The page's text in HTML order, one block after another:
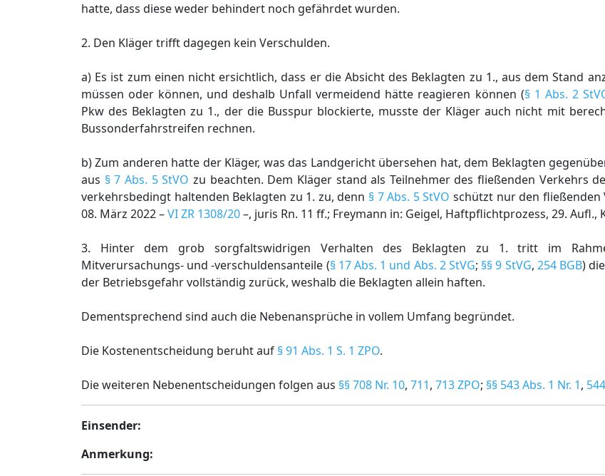
hatte, dass diese weder behindert noch gefährdet wurden.
2. Den Kläger trifft dagegen kein Verschulden.
a) Es ist zum einen nicht ersichtlich, dass er die Absicht des Beklagten zu 1., aus dem Stand
müssen oder können, und deshalb Unfall vermeidend hätte reagieren können (§ 1 Abs. 2
Pkw des Beklagten zu 1., der die Busspur blockierte, musste der Kläger auch nicht mit
Bussonderfahrstreifen rechnen.
b) Zum anderen hatte der Kläger, was das Landgericht übersehen hat, dem Beklagten
aus § 7 Abs. 5 StVO zu beachten. Dem Kläger stand als Teilnehmer des fließenden Verkehrs
verkehrsbedingt haltenden Beklagten zu 1. zu, denn § 7 Abs. 5 StVO schützt nur den fließenden
08. März 2022 –VI ZR 1308/20–, juris Rn. 11 ff.; Freymann in: Geigel, Haftpflichtprozess, 29. Aufl.,
3. Hinter dem grob sorgfaltswidrigen Verhalten des Beklagten zu 1. tritt im
Mitverursachungs- und -verschuldensanteile (§ 17 Abs. 1 und Abs. 2 StVG; §§ 9 StVG, 254 BGB)
der Betriebsgefahr vollständig zurück, weshalb die Beklagten allein haften.
Dementsprechend sind auch die Nebenansprüche in vollem Umfang begründet.
Die Kostenentscheidung beruht auf § 91 Abs. 1 S. 1 ZPO.
Die weiteren Nebenentscheidungen folgen aus §§ 708 Nr. 10, 711, 713 ZPO; §§ 543 Abs. 1 Nr. 1,
Einsender:
Anmerkung: